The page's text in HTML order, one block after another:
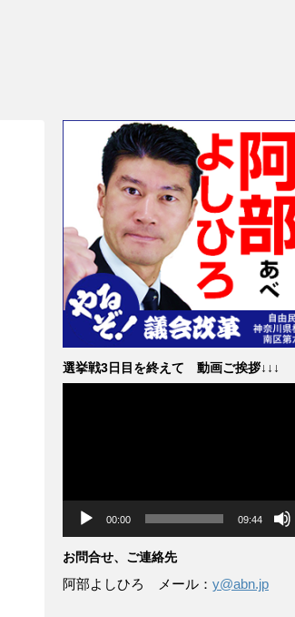
選挙戦3日目を終えて 動画ご挨拶↓↓↓
ー
00:00 09:44
お問合せ、ご連絡先
阿部よしひろ メール： y@abn.jp